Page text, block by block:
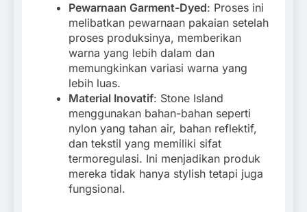
Pewarnaan Garment-Dyed: Proses ini
melibatkan pewarnaan pakaian setelah
proses produksinya, memberikan
warna yang lebih dalam dan
memungkinkan variasi warna yang
lebih luas.
Material Inovatif: Stone Island
menggunakan bahan-bahan seperti
nylon yang tahan air, bahan reflektif,
dan tekstil yang memiliki sifat
termoregulasi. Ini menjadikan produk
mereka tidak hanya stylish tetapi juga
fungsional.